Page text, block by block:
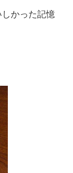
かった記憶